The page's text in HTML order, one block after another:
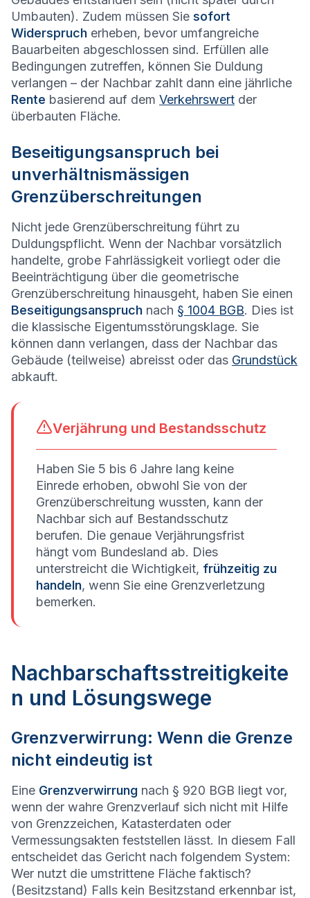
Umbauten). Zudem müssen Sie sofort
Widerspruch erheben, bevor umfangreiche
Bauarbeiten abgeschlossen sind. Erfüllen alle
Bedingungen zutreffen, können Sie Duldung
verlangen – der Nachbar zahlt dann eine jährliche
Rente basierend auf dem Verkehrswert der
überbauten Fläche.
Beseitigungsanspruch bei
unverhältnismässigen
Grenzüberschreitungen
Nicht jede Grenzüberschreitung führt zu
Duldungspflicht. Wenn der Nachbar vorsätzlich
handelte, grobe Fahrlässigkeit vorliegt oder die
Beeinträchtigung über die geometrische
Grenzüberschreitung hinausgeht, haben Sie einen
Beseitigungsanspruch nach § 1004 BGB. Dies ist
die klassische Eigentumsstörungsklage. Sie
können dann verlangen, dass der Nachbar das
Gebäude (teilweise) abreisst oder das Grundstück
abkauft.
Verjährung und Bestandsschutz
Haben Sie 5 bis 6 Jahre lang keine
Einrede erhoben, obwohl Sie von der
Grenzüberschreitung wussten, kann der
Nachbar sich auf Bestandsschutz
berufen. Die genaue Verjährungsfrist
hängt vom Bundesland ab. Dies
unterstreicht die Wichtigkeit, frühzeitig zu
handeln, wenn Sie eine Grenzverletzung
bemerken.
Nachbarschaftsstreitigkeite
n und Lösungswege
Grenzverwirrung: Wenn die Grenze
nicht eindeutig ist
Eine Grenzverwirrung nach § 920 BGB liegt vor,
wenn der wahre Grenzverlauf sich nicht mit Hilfe
von Grenzzeichen, Katasterdaten oder
Vermessungsakten feststellen lässt. In diesem Fall
entscheidet das Gericht nach folgendem System:
Wer nutzt die umstrittene Fläche faktisch?
(Besitzstand) Falls kein Besitzstand erkennbar ist,